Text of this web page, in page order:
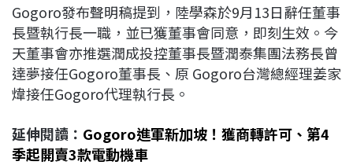
Gogoro發布聲明稿提到，陸學森於9月13日辭任董事
長暨執行長一職，並已獲董事會同意，即刻生效。今
天董事會亦推選潤成投控董事長暨潤泰集團法務長曾
達夢接任Gogoro董事長、原 Gogoro台灣總經理姜家
煒接任Gogoro代理執行長。
延伸閱讀： Gogoro進軍新加坡！獲商轉許可、第4
季起開賣3款電動機車